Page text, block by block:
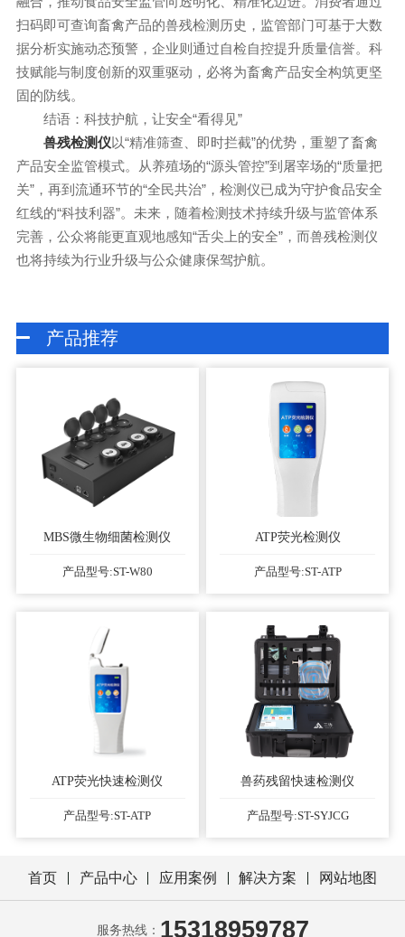
扫码即可查询畜禽产品的兽残检测历史，监管部门可基于大数
据分析实施动态预警，企业则通过自检自控提升质量信誉。科
技赋能与制度创新的双重驱动，必将为畜禽产品安全构筑更坚
固的防线。
结语：科技护航，让安全“看得见”
兽残检测仪以“精准筛查、即时拦截”的优势，重塑了畜禽
产品安全监管模式。从养殖场的“源头管控”到屠宰场的“质量把
关”，再到流通环节的“全民共治”，检测仪已成为守护食品安全
红线的“科技利器”。未来，随着检测技术持续升级与监管体系
完善，公众将能更直观地感知“舌尖上的安全”，而兽残检测仪
也将持续为行业升级与公众健康保驾护航。
产品推荐
MBS微生物细菌检测仪
产品型号:ST-W80
ATP荧光检测仪
产品型号:ST-ATP
ATP荧光快速检测仪
产品型号:ST-ATP
兽药残留快速检测仪
产品型号:ST-SYJCG
首页 产品中心 应用案例 解决方案 网站地图
服务热线： 15318959787